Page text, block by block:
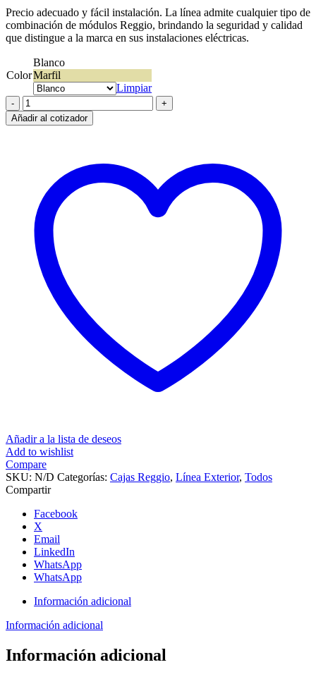
Precio adecuado y fácil instalación. La línea admite cualquier tipo de
combinación de módulos Reggio, brindando la seguridad y calidad
que distingue a la marca en sus instalaciones eléctricas.
Color
Blanco
Marfil
Limpiar
Caja
Reggio
Exterior
Añadir al cotizador
Añadir a la lista de deseos
Add to wishlist
Compare
SKU: N/D Categorías: Cajas Reggio, Línea Exterior, Todos
Compartir
Facebook
X
Email
LinkedIn
WhatsApp
WhatsApp
Información adicional
Información adicional
Información adicional